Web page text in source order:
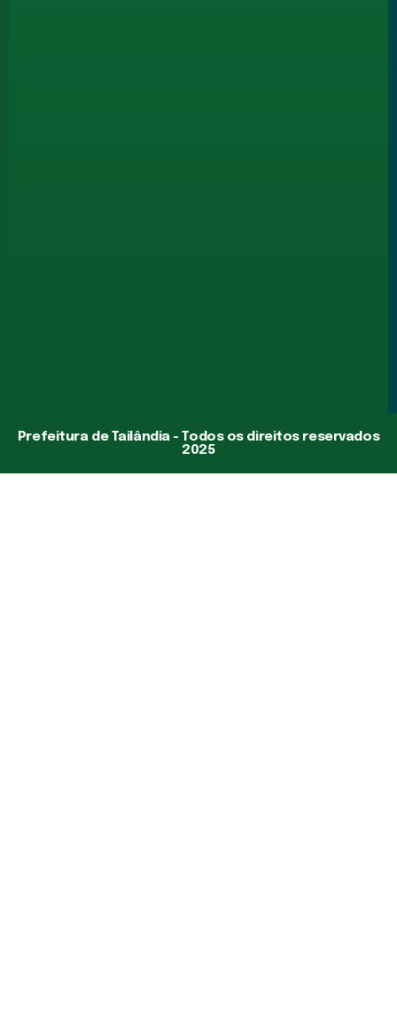
Prefeitura de Tailândia - Todos os direitos reservados
2025